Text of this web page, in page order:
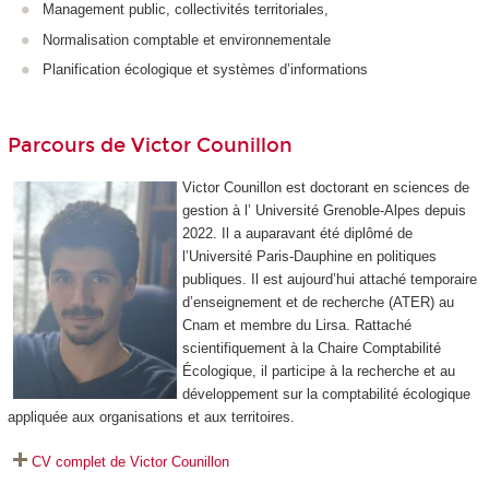
Management public, collectivités territoriales,
Normalisation comptable et environnementale
Planification écologique et systèmes d’informations
Parcours de Victor Counillon
Victor Counillon est doctorant en sciences de
gestion à l’ Université Grenoble-Alpes depuis
2022. Il a auparavant été diplômé de
l’Université Paris-Dauphine en politiques
publiques. Il est aujourd’hui attaché temporaire
d’enseignement et de recherche (ATER) au
Cnam et membre du Lirsa. Rattaché
scientifiquement à la Chaire Comptabilité
Écologique, il participe à la recherche et au
développement sur la comptabilité écologique
appliquée aux organisations et aux territoires.
CV complet de Victor Counillon